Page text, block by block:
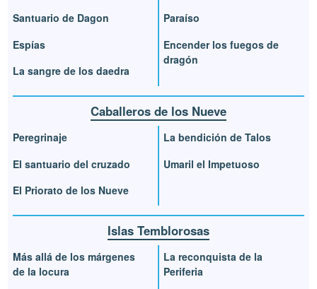
Santuario de Dagon
Espías
La sangre de los daedra
Paraíso
Encender los fuegos de
dragón
Caballeros de los Nueve
Peregrinaje
El santuario del cruzado
El Priorato de los Nueve
La bendición de Talos
Umaril el Impetuoso
Islas Temblorosas
Más allá de los márgenes
de la locura
La reconquista de la
Periferia